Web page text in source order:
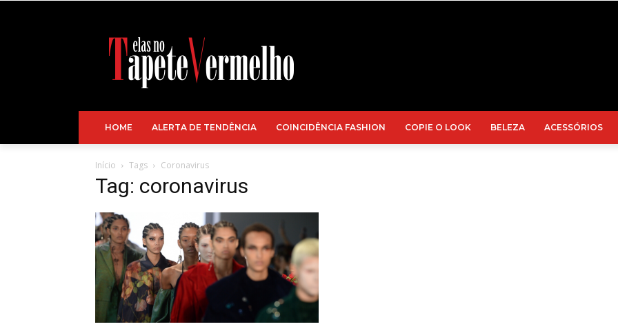
HOME ALERTA DE TENDÊNCIA COINCIDÊNCIA FASHION COPIE O LOOK BELEZA ACESSÓRIOS
Início Tags Coronavirus
Tag: coronavirus